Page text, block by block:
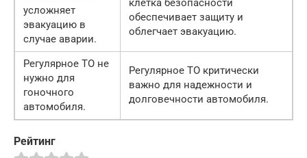
усложняет
эвакуацию в
случае аварии.
обеспечивает защиту и
облегчает эвакуацию.
Регулярное ТО не
нужно для
гоночного
автомобиля.
Регулярное ТО критически
важно для надежности и
долговечности автомобиля.
Рейтинг